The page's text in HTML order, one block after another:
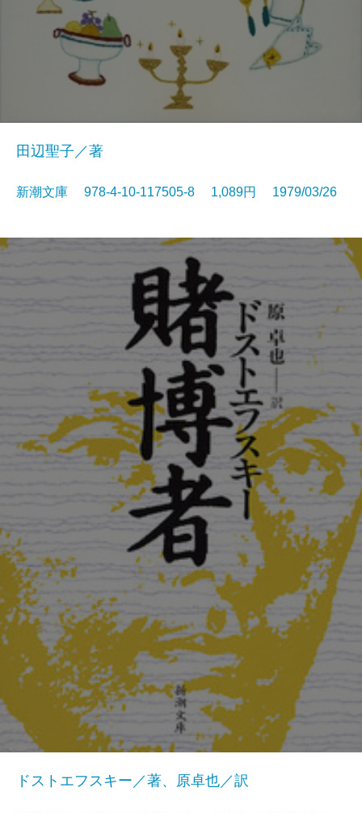
田辺聖子／著
新潮文庫 978-4-10-117505-8 1,089円 1979/03/26
ドストエフスキー／著、原卓也／訳